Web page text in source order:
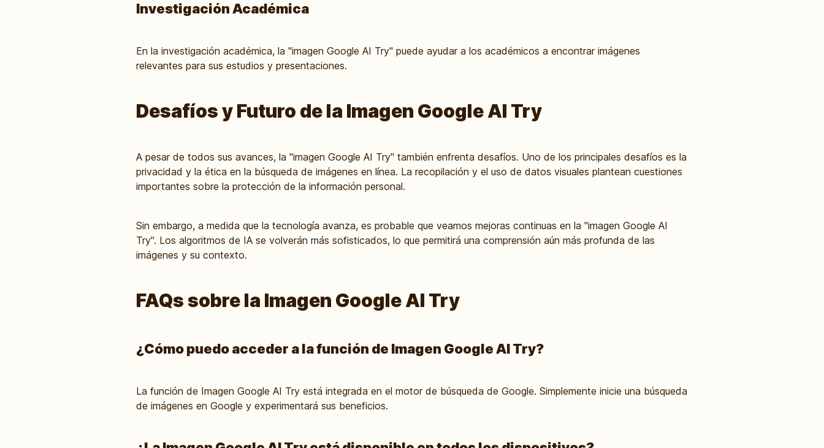
Investigación Académica
En la investigación académica, la "imagen Google AI Try" puede ayudar a los académicos a encontrar imágenes
relevantes para sus estudios y presentaciones.
Desafíos y Futuro de la Imagen Google AI Try
A pesar de todos sus avances, la "imagen Google AI Try" también enfrenta desafíos. Uno de los principales desafíos es la
privacidad y la ética en la búsqueda de imágenes en línea. La recopilación y el uso de datos visuales plantean cuestiones
importantes sobre la protección de la información personal.
Sin embargo, a medida que la tecnología avanza, es probable que veamos mejoras continuas en la "imagen Google AI
Try". Los algoritmos de IA se volverán más sofisticados, lo que permitirá una comprensión aún más profunda de las
imágenes y su contexto.
FAQs sobre la Imagen Google AI Try
¿Cómo puedo acceder a la función de Imagen Google AI Try?
La función de Imagen Google AI Try está integrada en el motor de búsqueda de Google. Simplemente inicie una búsqueda
de imágenes en Google y experimentará sus beneficios.